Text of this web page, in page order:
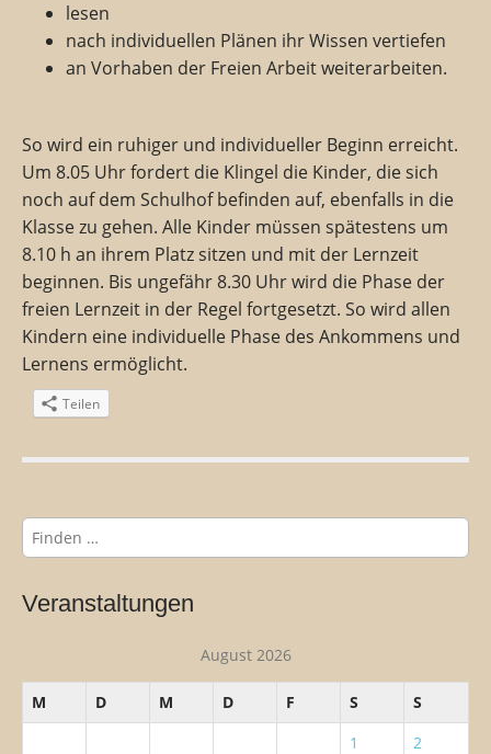
lesen
nach individuellen Plänen ihr Wissen vertiefen
an Vorhaben der Freien Arbeit weiterarbeiten.
So wird ein ruhiger und individueller Beginn erreicht.
Um 8.05 Uhr fordert die Klingel die Kinder, die sich
noch auf dem Schulhof befinden auf, ebenfalls in die
Klasse zu gehen. Alle Kinder müssen spätestens um
8.10 h an ihrem Platz sitzen und mit der Lernzeit
beginnen. Bis ungefähr 8.30 Uhr wird die Phase der
freien Lernzeit in der Regel fortgesetzt. So wird allen
Kindern eine individuelle Phase des Ankommens und
Lernens ermöglicht.
Teilen
S
u
h
e
a
h
Veranstaltungen
August 2026
M D M D F S
S
1
2